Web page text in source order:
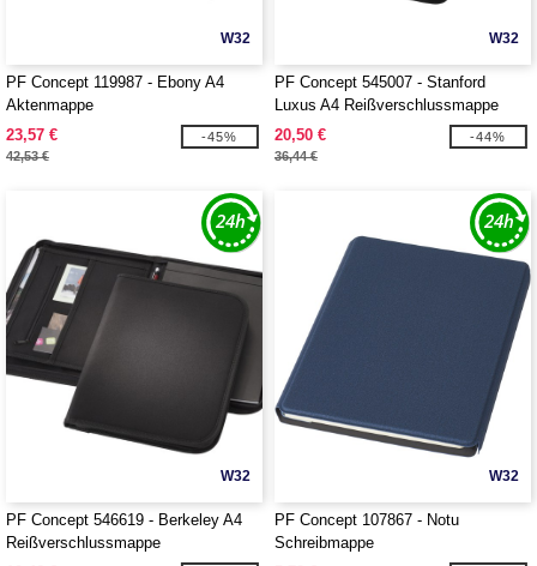
W32
PF Concept 119987 - Ebony A4
Aktenmappe
23,57 €
42,53 €
-45%
W32
PF Concept 545007 - Stanford
Luxus A4 Reißverschlussmappe
20,50 €
36,44 €
-44%
W32
PF Concept 546619 - Berkeley A4
Reißverschlussmappe
W32
PF Concept 107867 - Notu
Schreibmappe